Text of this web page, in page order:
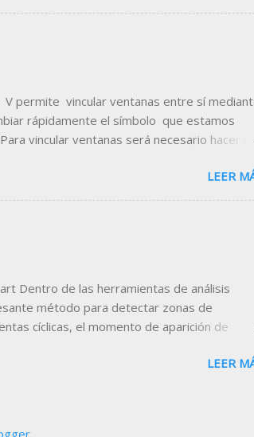
tabla donde deseamos incorporar el
Para el ejemplo utilizaremos la tabla que
ver en la imagen, utilizando el comando
de inicio donde encontrarás las tablas
permite vincular ventanas entre sí
rápidamente el símbolo que estamos
vincular ventanas será necesario hacer
En la siguiente imagen se puede
el verde. A continuación se muestra una
seleccionado en la ventana de posiciones
de profundidad. Si seleccionamos el color
de modo que al cambiar el símbolo en
LEER
Dentro de las herramientas de análisis
método para detectar zonas de
cíclicas, el momento de aparición de
y sobreventa. No obstante, existe otro
Strength Index o RSI. Introducción al RSI El
LEER